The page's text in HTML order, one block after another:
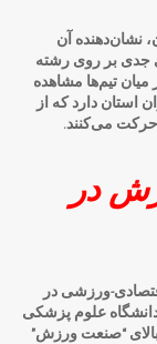
نشان‌دهنده آن
جدی بر روی رشته
میان تیم‌ها مشاهده
استان دارد که از
حرکت می‌کنند.
در
ورزشی در
دانشگاه علوم پزشکی
بالای “صنعت ورزش”